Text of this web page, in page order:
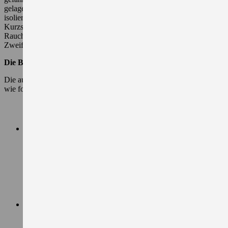
gelagert werden. Lagern Sie die Batterien kühl und trocken und
isolieren Sie die Pole bei Lagerung (z. B. mit Klebeband), um
Kurzschlüsse zu vermeiden. Bei starker Hitze- oder
Rauchentwicklung kontaktieren Sie bitte eine Fachkraft oder im
Zweifel den Notruf.
Die Bedeutung der Etiketten und Symbole auf Batterien
Die auf der Batterie gezeigten Symbole und ihre Bedeutungen sind
wie folgt: